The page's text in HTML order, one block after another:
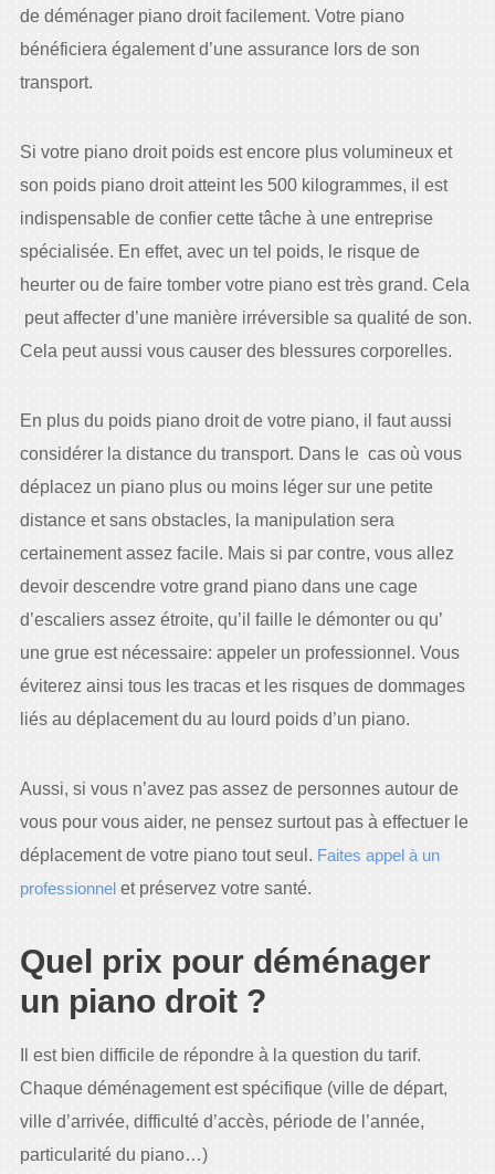
de déménager piano droit facilement. Votre piano
bénéficiera également d’une assurance lors de son
transport.
Si votre piano droit poids est encore plus volumineux et
son poids piano droit atteint les 500 kilogrammes, il est
indispensable de confier cette tâche à une entreprise
spécialisée. En effet, avec un tel poids, le risque de
heurter ou de faire tomber votre piano est très grand. Cela
peut affecter d’une manière irréversible sa qualité de son.
Cela peut aussi vous causer des blessures corporelles.
En plus du poids piano droit de votre piano, il faut aussi
considérer la distance du transport. Dans le cas où vous
déplacez un piano plus ou moins léger sur une petite
distance et sans obstacles, la manipulation sera
certainement assez facile. Mais si par contre, vous allez
devoir descendre votre grand piano dans une cage
d’escaliers assez étroite, qu’il faille le démonter ou qu’
une grue est nécessaire: appeler un professionnel. Vous
éviterez ainsi tous les tracas et les risques de dommages
liés au déplacement du au lourd poids d’un piano.
Aussi, si vous n’avez pas assez de personnes autour de
vous pour vous aider, ne pensez surtout pas à effectuer le
déplacement de votre piano tout seul. Faites appel à un
professionnelet préservez votre santé.
Quel prix pour déménager
un piano droit ?
Il est bien difficile de répondre à la question du tarif.
Chaque déménagement est spécifique (ville de départ,
ville d’arrivée, difficulté d’accès, période de l’année,
particularité du piano…)